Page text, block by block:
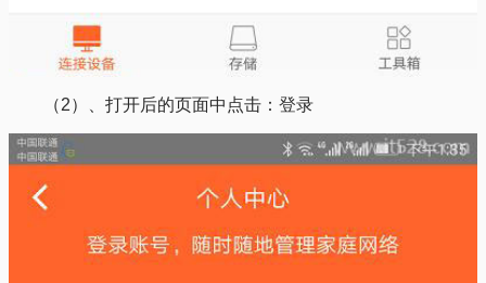
（2）、打开后的页面中点击：登录